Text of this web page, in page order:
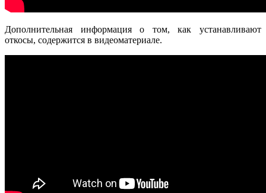
Дополнительная информация о том, как устанавливают
откосы, содержится в видеоматериале.